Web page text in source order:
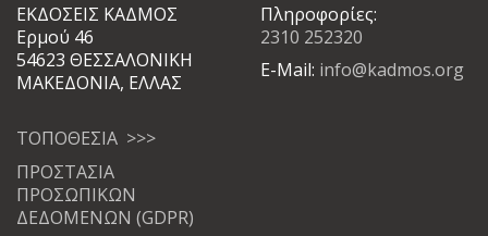
ΕΚΔΟΣΕΙΣ ΚΑΔΜΟΣ
Ερμού 46
54623 ΘΕΣΣΑΛΟΝΙΚΗ
ΜΑΚΕΔΟΝΙΑ, ΕΛΛΑΣ
ΤΟΠΟΘΕΣΙΑ >>>
ΠΡΟΣΤΑΣΙΑ
ΠΡΟΣΩΠΙΚΩΝ
ΔΕΔΟΜΕΝΩΝ (GDPR)
Πληροφορίες:
2310 252320
E-Mail: info@kadmos.org